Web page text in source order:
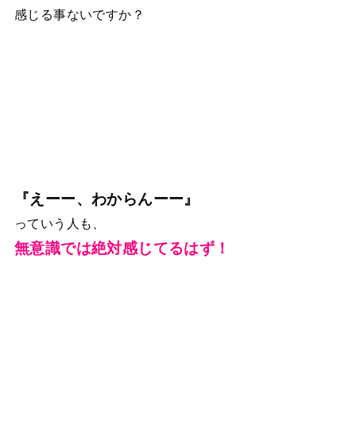
感じる事ないですか？
『えーー、わからんーー』
っていう人も、
無意識では絶対感じてるはず！